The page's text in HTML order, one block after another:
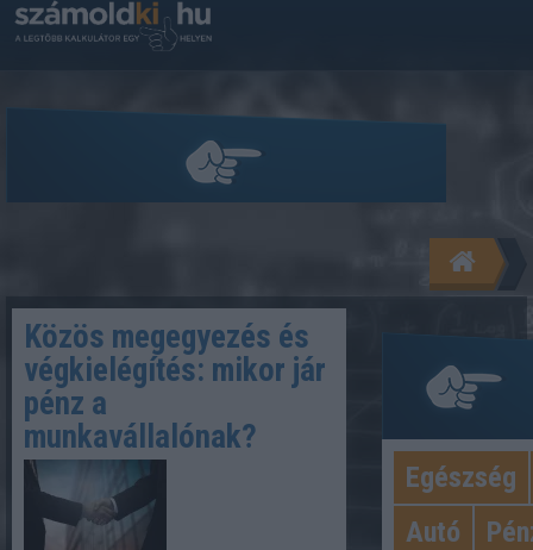
Közös megegyezés és
végkielégítés: mikor jár
pénz a
munkavállalónak?
Egészség
Autó